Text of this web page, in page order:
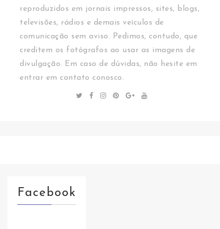
reproduzidos em jornais impressos, sites, blogs,
televisões, rádios e demais veículos de
comunicação sem aviso. Pedimos, contudo, que
creditem os fotógrafos ao usar as imagens de
divulgação. Em caso de dúvidas, não hesite em
entrar em contato conosco.
Facebook